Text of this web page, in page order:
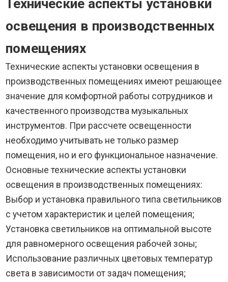
Технические аспекты установки
освещения в производственных
помещениях
Технические аспекты установки освещения в
производственных помещениях имеют решающее
значение для комфортной работы сотрудников и
качественного производства музыкальных
инструментов. При рассчете освещенности
необходимо учитывать не только размер
помещения, но и его функциональное назначение.
Основные технические аспекты установки
освещения в производственных помещениях:
Выбор и установка правильного типа светильников
с учетом характеристик и целей помещения;
Установка светильников на оптимальной высоте
для равномерного освещения рабочей зоны;
Использование различных цветовых температур
света в зависимости от задач помещения;